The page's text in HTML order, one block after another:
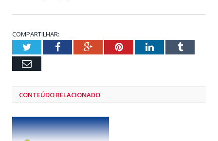
COMPARTILHAR:
TwitterFacebookGoogle+PinterestLinkedInTumblr
Email
CONTEÚDO RELACIONADO